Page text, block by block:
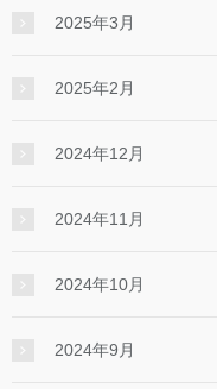
2025年3月
2025年2月
2024年12月
2024年11月
2024年10月
2024年9月